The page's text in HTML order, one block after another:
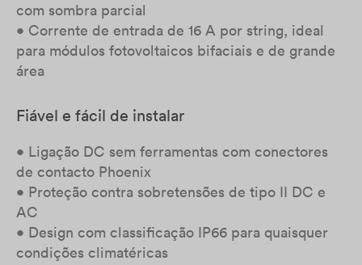
com sombra parcial
• Corrente de entrada de 16 A por string, ideal
para módulos fotovoltaicos bifaciais e de grande
área
Fiável e fácil de instalar
• Ligação DC sem ferramentas com conectores
de contacto Phoenix
• Proteção contra sobretensões de tipo II DC e
AC
• Design com classificação IP66 para quaisquer
condições climatéricas